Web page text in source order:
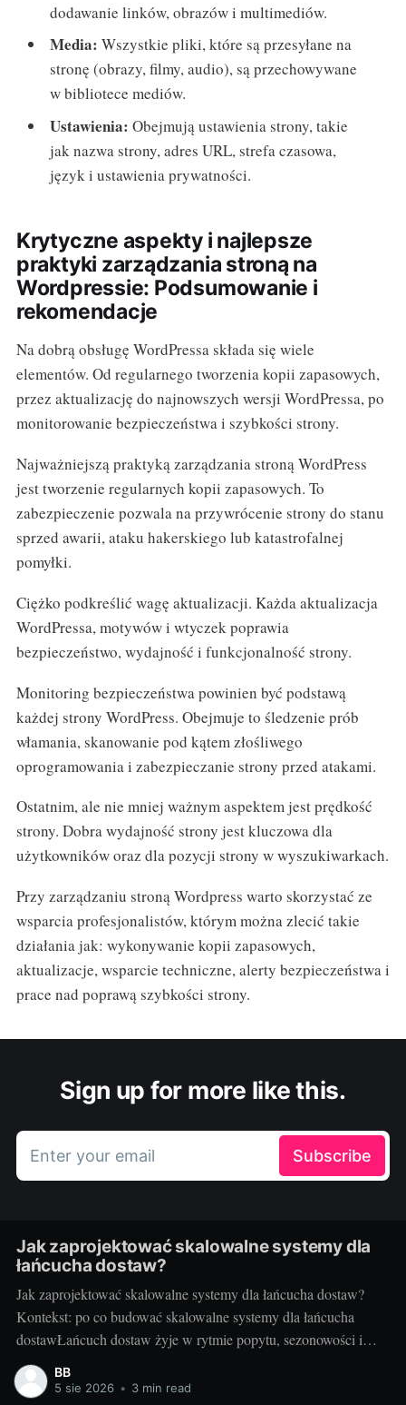
dodawanie linków, obrazów i multimediów.
Media: Wszystkie pliki, które są przesyłane na
stronę (obrazy, filmy, audio), są przechowywane
w bibliotece mediów.
Ustawienia: Obejmują ustawienia strony, takie
jak nazwa strony, adres URL, strefa czasowa,
język i ustawienia prywatności.
Krytyczne aspekty i najlepsze
praktyki zarządzania stroną na
Wordpressie: Podsumowanie i
rekomendacje
Na dobrą obsługę WordPressa składa się wiele
elementów. Od regularnego tworzenia kopii zapasowych,
przez aktualizację do najnowszych wersji WordPressa, po
monitorowanie bezpieczeństwa i szybkości strony.
Najważniejszą praktyką zarządzania stroną WordPress
jest tworzenie regularnych kopii zapasowych. To
zabezpieczenie pozwala na przywrócenie strony do stanu
sprzed awarii, ataku hakerskiego lub katastrofalnej
pomyłki.
Ciężko podkreślić wagę aktualizacji. Każda aktualizacja
WordPressa, motywów i wtyczek poprawia
bezpieczeństwo, wydajność i funkcjonalność strony.
Monitoring bezpieczeństwa powinien być podstawą
każdej strony WordPress. Obejmuje to śledzenie prób
włamania, skanowanie pod kątem złośliwego
oprogramowania i zabezpieczanie strony przed atakami.
Ostatnim, ale nie mniej ważnym aspektem jest prędkość
strony. Dobra wydajność strony jest kluczowa dla
użytkowników oraz dla pozycji strony w wyszukiwarkach.
Przy zarządzaniu stroną Wordpress warto skorzystać ze
wsparcia profesjonalistów, którym można zlecić takie
działania jak: wykonywanie kopii zapasowych,
aktualizacje, wsparcie techniczne, alerty bezpieczeństwa i
prace nad poprawą szybkości strony.
Sign up for more like this.
Enter your email Subscribe
Jak zaprojektować skalowalne systemy dla
łańcucha dostaw?
Jak zaprojektować skalowalne systemy dla łańcucha dostaw?
Kontekst: po co budować skalowalne systemy dla łańcucha
dostawŁańcuch dostaw żyje w rytmie popytu, sezonowości i
nieprzewidzianych zdarzeń. Gdy rośnie liczba zamówień,
kurierów, punktów odbioru i urządzeń IoT, systemy IT muszą
BB
5 sie 2026 • 3 min read